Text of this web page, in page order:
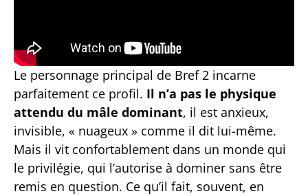
Le personnage principal de Bref 2 incarne
parfaitement ce profil. Il n’a pas le physique
attendu du mâle dominant, il est anxieux,
invisible, « nuageux » comme il dit lui-même.
Mais il vit confortablement dans un monde qui
le privilégie, qui l’autorise à dominer sans être
remis en question. Ce qu’il fait, souvent, en